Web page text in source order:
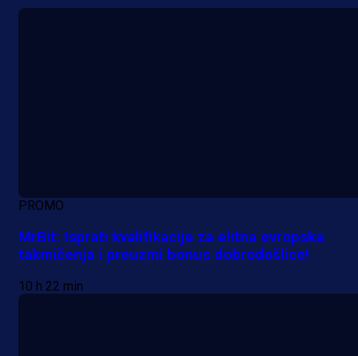
PROMO
MrBit: Isprati kvalifikacije za elitna evropska
takmičenja i preuzmi bonus dobrodošlice!
10 h 22 min